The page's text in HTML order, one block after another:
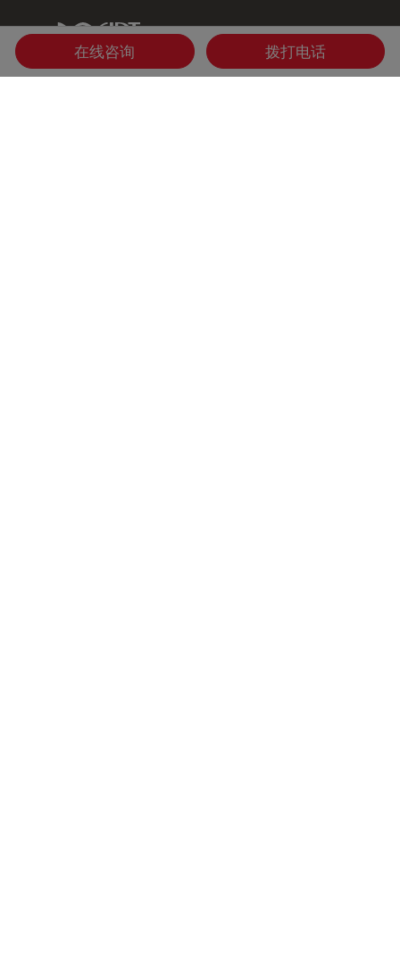
IDT Link
在线咨询 拨打电话